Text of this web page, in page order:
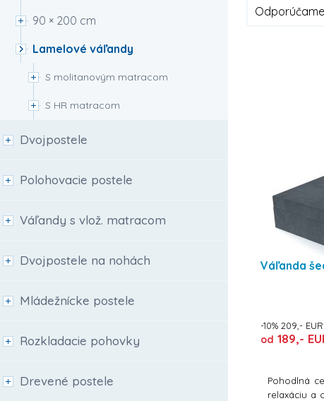
Odporúčame
Váľanda
-10% 209,- EUR
od 189,-
Pohodlná
relaxáciu a
90 × 200 cm
Lamelové váľandy
S molitanovým matracom
S HR matracom
Dvojpostele
Polohovacie postele
Váľandy s vlož. matracom
Dvojpostele na nohách
Mládežnícke postele
Rozkladacie pohovky
Drevené postele